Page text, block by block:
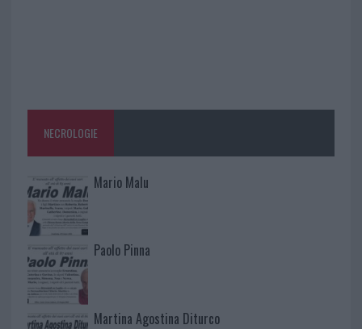
NECROLOGIE
Mario Malu
Paolo Pinna
Martina Agostina Diturco